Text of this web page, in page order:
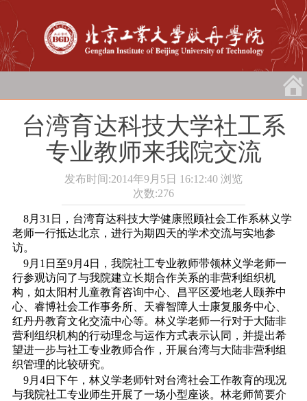
台湾育达科技大学社工系
专业教师来我院交流
发布时间:2014年9月5日 16:12:40 浏览
次数:276
8月31日，台湾育达科技大学健康照顾社会工作系林义学
老师一行抵达北京，进行为期四天的学术交流与实地参
访。
9月1日至9月4日，我院社工专业教师带领林义学老师一
行参观访问了与我院建立长期合作关系的非营利组织机
构，如太阳村儿童教育咨询中心、昌平区爱地老人颐养中
心、睿博社会工作事务所、天睿智障人士康复服务中心、
红丹丹教育文化交流中心等。林义学老师一行对于大陆非
营利组织机构的行动理念与运作方式表示认同，并提出希
望进一步与社工专业教师合作，开展台湾与大陆非营利组
织管理的比较研究。
9月4日下午，林义学老师针对台湾社会工作教育的现况
与我院社工专业师生开展了一场小型座谈。林老师简要介